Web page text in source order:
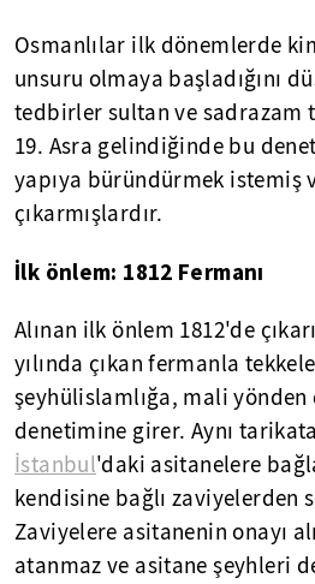
Osmanlılar ilk dönemlerde
unsuru olmaya başladığını
tedbirler sultan ve sadrazam
19. Asra gelindiğinde bu
yapıya büründürmek istemiş
çıkarmışlardır.
İlk önlem: 1812 Fermanı
Alınan ilk önlem 1812'de
yılında çıkan fermanla
şeyhülislamlığa, mali yönden
denetimine girer. Aynı
İstanbul'daki asitanelere
kendisine bağlı zaviyelerden
Zaviyelere asitanenin onayı
atanmaz ve asitane şeyhleri